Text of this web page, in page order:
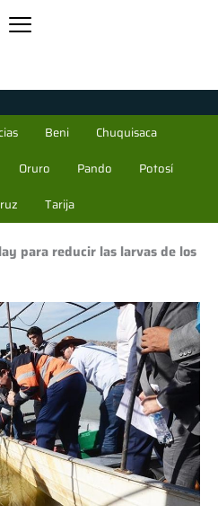
Beni
Chuquisaca
Oruro Pando
Potosí
Tarija
para reducir las larvas de los